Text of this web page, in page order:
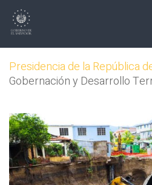
Presidencia de la República
Gobernación y Desarrollo